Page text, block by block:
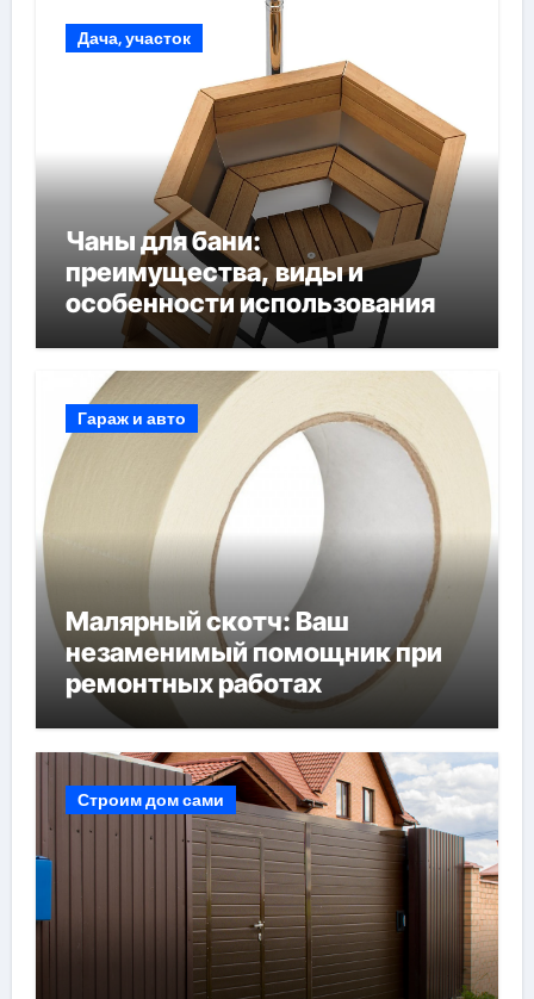
Дача, участок
Чаны для бани:
преимущества, виды и
особенности использования
Гараж и авто
Малярный скотч: Ваш
незаменимый помощник при
ремонтных работах
Строим дом сами